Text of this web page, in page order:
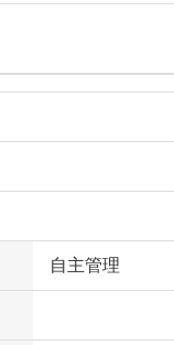
自主管理